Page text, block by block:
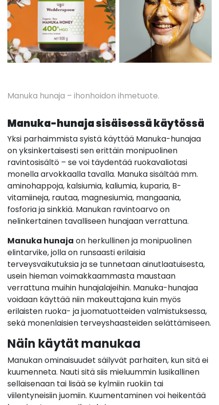
Manuka hunaja – ihonhoidon ihmetuote.
Manuka-hunaja sisäisessä käytössä
Yksi parhaimmista syistä käyttää Manuka-hunajaa
on yksinkertaisesti sen erittäin monipuolinen
ravintosisältö – se voi täydentää ruokavaliotasi
monella arvokkaalla tavalla. Manuka sisältää mm.
aminohappoja, kalsiumia, kaliumia, kuparia, B-
vitamiineja, rautaa, magnesiumia, mangaania,
fosforia ja sinkkiä. Manukan ravintoarvo on
nelinkertainen tavalliseen hunajaan verrattuna.
Manuka hunaja on herkullinen ja monipuolinen
elintarvike, jolla on runsaasti erilaisia
terveysvaikutuksia ja se tunnetaan ainutlaatuisesta,
usein hieman voimakkaammasta maustaan
verrattuna muihin hunajalajeihin. Manuka-hunajaa
voidaan käyttää niin makeuttajana kuin myös
erilaisten ruoka- ja juomatuotteiden valmistuksessa,
sekä monenlaisien terveyshaasteiden selättämiseen.
Näin käytät manukaa
Manukan ominaisuudet säilyvät parhaiten, kun sitä ei
kuumenneta. Nauti sitä siis mieluummin lusikallinen
sellaisenaan tai lisää se kylmiin ruokiin tai
viilentyneisiin juomiin. Kuumentaminen voi heikentää